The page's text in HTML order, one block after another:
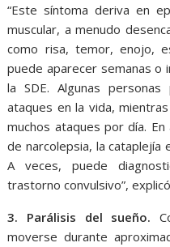
“Este síntoma deriva en
muscular, a menudo
como risa, temor, enojo,
puede aparecer semanas o
la SDE. Algunas
ataques en la vida,
muchos ataques por día.
de narcolepsia, la cataplejía
A veces, puede
trastorno convulsivo”,
3. Parálisis del sueño.
moverse durante